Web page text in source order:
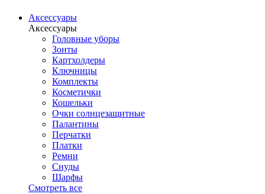
Аксессуары
Аксессуары
Головные уборы
Зонты
Картхолдеры
Ключницы
Комплекты
Косметички
Кошельки
Очки солнцезащитные
Палантины
Перчатки
Платки
Ремни
Снуды
Шарфы
Смотреть все